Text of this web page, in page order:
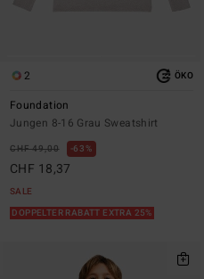
2 ÖKO
Foundation
Jungen 8-16 Grau Sweatshirt
CHF 49,00 63%
CHF 18,37
SALE
DOPPELTER RABATT EXTRA 25%